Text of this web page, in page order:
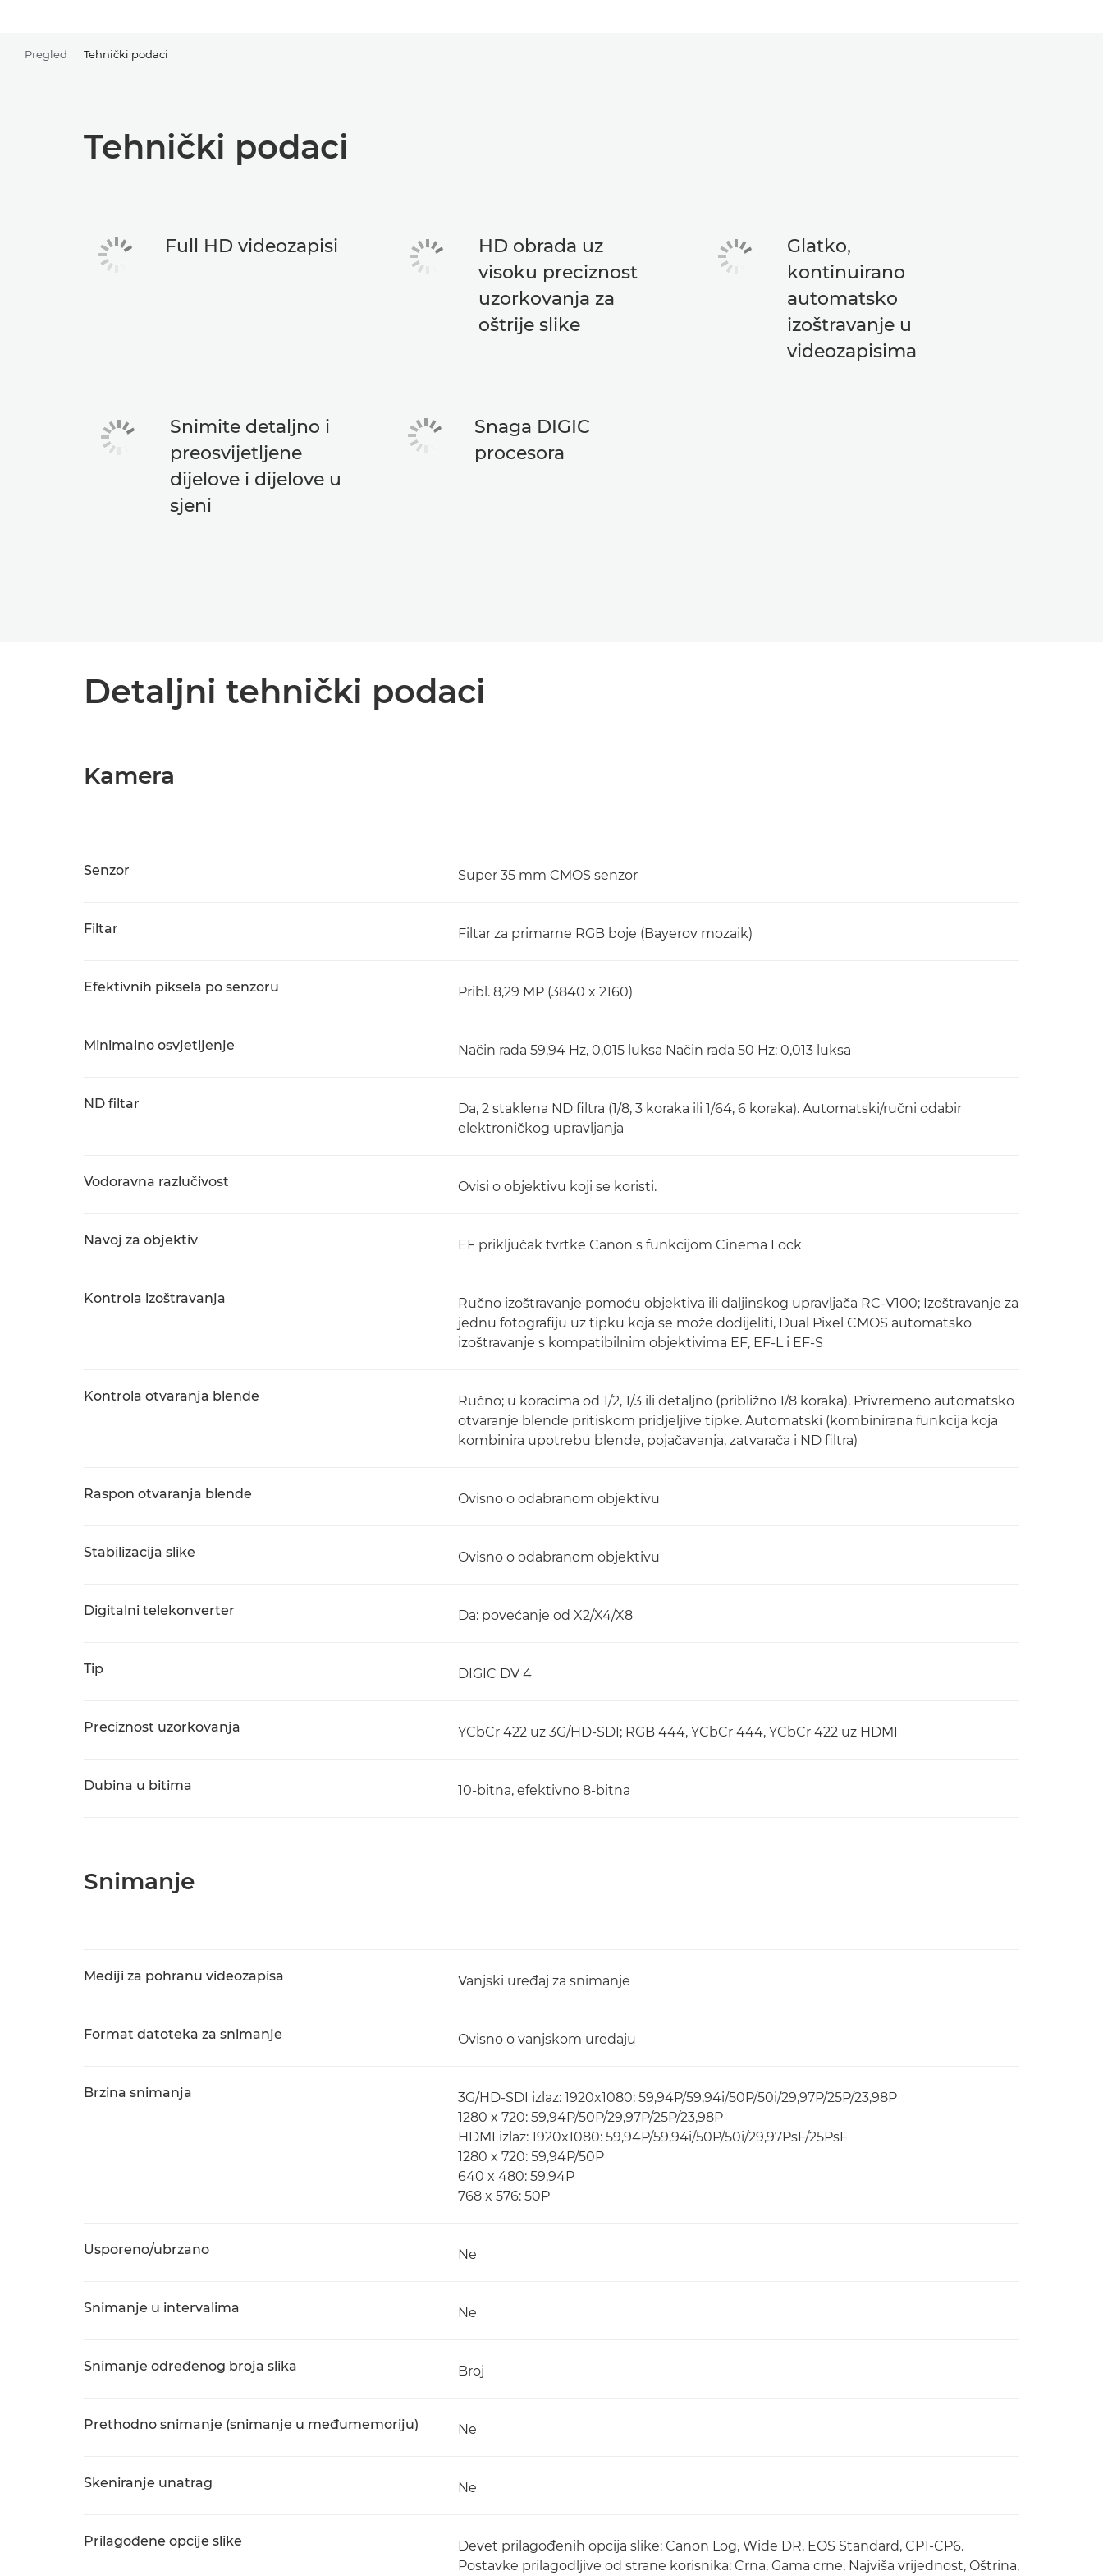
Pregled Tehnički podaci
Tehnički podaci
Full HD videozapisi
HD obrada uz
visoku preciznost
uzorkovanja za
oštrije slike
Glatko,
kontinuirano
automatsko
izoštravanje u
videozapisima
Snimite detaljno i
preosvijetljene
dijelove i dijelove u
sjeni
Snaga DIGIC
procesora
Detaljni tehnički podaci
Kamera
Senzor Super 35 mm CMOS senzor
Filtar Filtar za primarne RGB boje (Bayerov mozaik)
Efektivnih piksela po senzoru Pribl. 8,29 MP (3840 x 2160)
Minimalno osvjetljenje Način rada 59,94 Hz, 0,015 luksa Način rada 50 Hz: 0,013 luksa
ND filtar
Da, 2 staklena ND filtra (1/8, 3 koraka ili 1/64, 6 koraka). Automatski/ručni odabir
elektroničkog upravljanja
Vodoravna razlučivost Ovisi o objektivu koji se koristi.
Navoj za objektiv EF priključak tvrtke Canon s funkcijom Cinema Lock
Kontrola izoštravanja
Ručno izoštravanje pomoću objektiva ili daljinskog upravljača RC-V100; Izoštravanje za
jednu fotografiju uz tipku koja se može dodijeliti, Dual Pixel CMOS automatsko
izoštravanje s kompatibilnim objektivima EF, EF-L i EF-S
Kontrola otvaranja blende
Ručno; u koracima od 1/2, 1/3 ili detaljno (približno 1/8 koraka). Privremeno automatsko
otvaranje blende pritiskom pridjeljive tipke. Automatski (kombinirana funkcija koja
kombinira upotrebu blende, pojačavanja, zatvarača i ND filtra)
Raspon otvaranja blende Ovisno o odabranom objektivu
Stabilizacija slike Ovisno o odabranom objektivu
Digitalni telekonverter Da: povećanje od X2/X4/X8
Tip DIGIC DV 4
Preciznost uzorkovanja YCbCr 422 uz 3G/HD-SDI; RGB 444, YCbCr 444, YCbCr 422 uz HDMI
Dubina u bitima 10-bitna, efektivno 8-bitna
Snimanje
Mediji za pohranu videozapisa Vanjski uređaj za snimanje
Format datoteka za snimanje Ovisno o vanjskom uređaju
Brzina snimanja
3G/HD-SDI izlaz: 1920x1080: 59,94P/59,94i/50P/50i/29,97P/25P/23,98P
1280 x 720: 59,94P/50P/29,97P/25P/23,98P
HDMI izlaz: 1920x1080: 59,94P/59,94i/50P/50i/29,97PsF/25PsF
1280 x 720: 59,94P/50P
640 x 480: 59,94P
768 x 576: 50P
Usporeno/ubrzano Ne
Snimanje u intervalima Ne
Snimanje određenog broja slika Broj
Prethodno snimanje (snimanje u međumemoriju) Ne
Skeniranje unatrag Ne
Prilagođene opcije slike
Devet prilagođenih opcija slike: Canon Log, Wide DR, EOS Standard, CP1-CP6.
Postavke prilagodljive od strane korisnika: Crna, Gama crne, Najviša vrijednost, Oštrina,